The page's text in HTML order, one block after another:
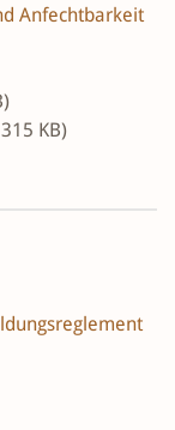
Anfechtbarkeit
KB)